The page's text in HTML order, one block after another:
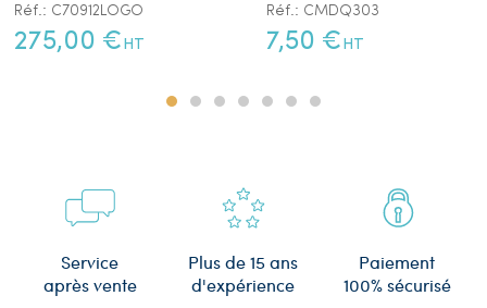
Réf.: C70912LOGO
275,00 € HT
Réf.: CMDQ303
7,50 € HT
Service
après vente
Plus de 15 ans
d'expérience
Paiement
100% sécurisé